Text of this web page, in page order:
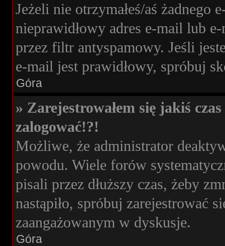
Jeżeli nie otrzymałeś/aś żadnego
nieprawidłowy adres e-mail lub
przez filtr antyspamowy. Jeśli
e-mail jest prawidłowy, spróbuj
Góra
» Zarejestrowałem się jakiś
zalogować!?!
Możliwe, że administrator
powodu. Wiele forów
pisali przez dłuższy czas, żeby
nastąpiło, spróbuj zarejestrować
zaangażowanym w dyskusje.
Góra